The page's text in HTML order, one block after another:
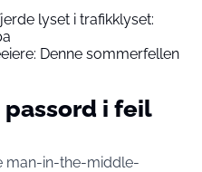
lyset i trafikklyset:
Denne sommerfellen
i feil
man-in-the-middle-